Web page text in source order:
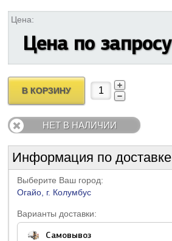
Цена:
Цена по запросу
В КОРЗИНУ
НЕТ В НАЛИЧИИ
Информация по доставке
Выберите Ваш город:
Огайо, г. Колумбус
Варианты доставки:
Самовывоз